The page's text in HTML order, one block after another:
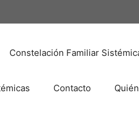
Constelación Familiar
Contacto